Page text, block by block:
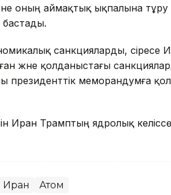
оның аймақтық ықпалына
санкцияларды,
және қолданыстағы
президенттік меморандумға
Иран Трамптың ядролық
Иран Атом